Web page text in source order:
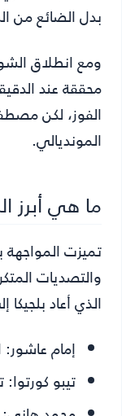
بدل الضائع من الشوط
ومع انطلاق
الفوز، لكن
المونديالي.
ما هي أبرز
تميزت
والتصديات
الذي أعاد
إمام عاشور:
تيبو كورتوا: